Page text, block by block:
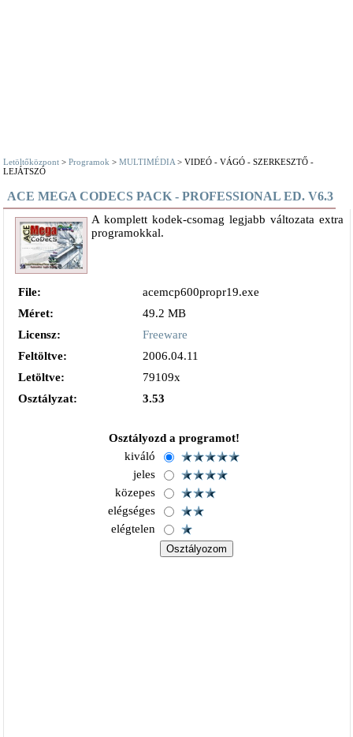
Letöltőközpont >Programok >MULTIMÉDIA > VIDEÓ - VÁGÓ - SZERKESZTŐ -
LEJÁTSZÓ
ACE MEGA CODECS PACK - PROFESSIONAL ED. V6.3
A komplett kodek-csomag legjabb változata extra
programokkal.
File:
acemcp600propr19.exe
Méret:
49.2 MB
Licensz:
Freeware
Feltöltve:
2006.04.11
Letöltve:
79109x
Osztályzat:
3.53
Osztályozd a programot!
kiváló
jeles
közepes
elégséges
elégtelen